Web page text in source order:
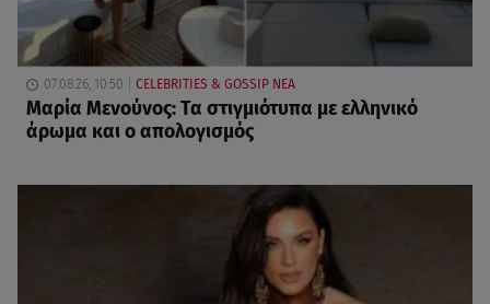
07.08.26, 10:50 CELEBRITIES & GOSSIP ΝΕΑ
Μαρία Μενούνος: Τα στιγμιότυπα με ελληνικό
άρωμα και ο απολογισμός